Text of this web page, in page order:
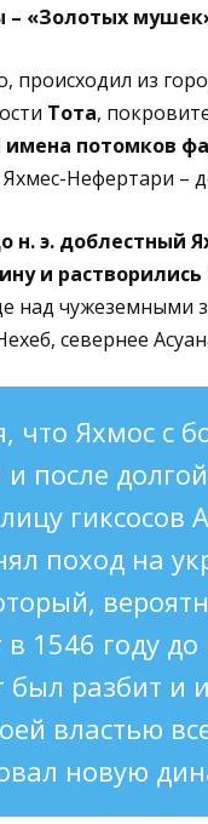
– «Золотых
происходил из
Тота,
имена потомков
Нефертари –
н. э. доблестный
и
над чужеземными
севернее
что Яхмос с
после
гиксосов
поход на
1546 году
разбит и
властью
новую